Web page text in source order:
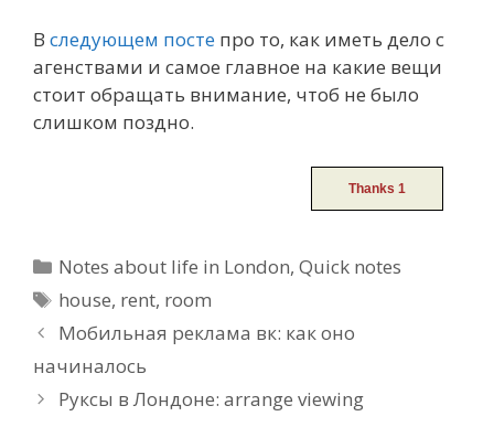
В следующем посте про то, как иметь дело с
агенствами и самое главное на какие вещи
стоит обращать внимание, чтоб не было
слишком поздно.
Categories
Notes about life in London,Quick notes
Tags
house, rent, room
PostМобильная реклама вк: как оно
начиналось
Руксы в Лондоне: arrange viewing